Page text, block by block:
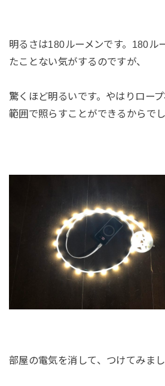
明るさは180ルーメンです。180ル
たことない気がするのですが、
驚くほど明るいです。やはりロー
範囲で照らすことができるからでし
部屋の電気を消して、つけてみまし